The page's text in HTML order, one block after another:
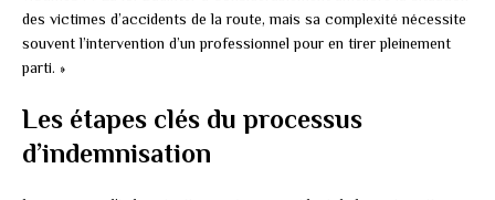
des victimes d’accidents de la route, mais sa complexité nécessite
souvent l’intervention d’un professionnel pour en tirer pleinement
parti. »
Les étapes clés du processus
d’indemnisation